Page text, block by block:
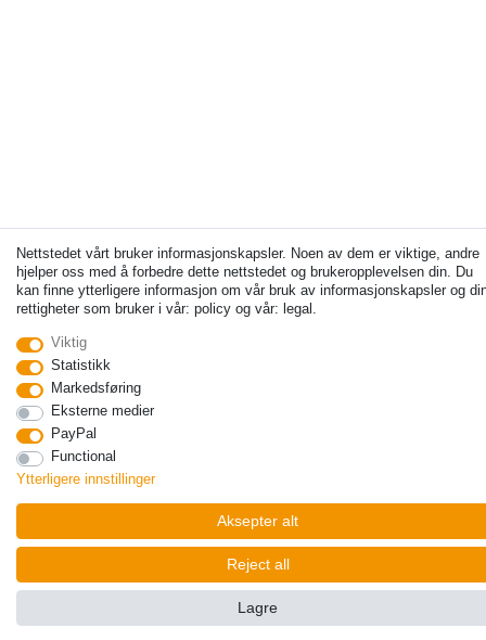
Nettstedet vårt bruker informasjonskapsler. Noen av dem er viktige, andre
hjelper oss med å forbedre dette nettstedet og brukeropplevelsen din. Du
kan finne ytterligere informasjon om vår bruk av informasjonskapsler og
rettigheter som bruker i vår: policy og vår: legal.
Viktig
Statistikk
Markedsføring
Eksterne medier
PayPal
Functional
Ytterligere innstillinger
Aksepter alt
Reject all
Lagre